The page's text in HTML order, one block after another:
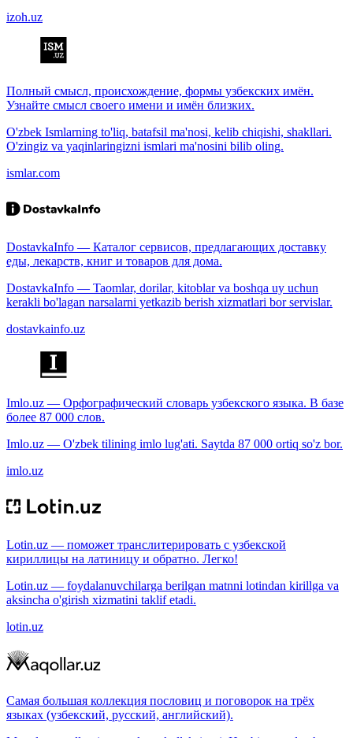
izoh.uz
Полный смысл, происхождение, формы узбекских имён.
Узнайте смысл своего имени и имён близких.
O'zbek Ismlarning to'liq, batafsil ma'nosi, kelib chiqishi, shakllari.
O'zingiz va yaqinlaringizni ismlari ma'nosini bilib oling.
ismlar.com
DostavkaInfo — Каталог сервисов, предлагающих доставку
еды, лекарств, книг и товаров для дома.
DostavkaInfo — Taomlar, dorilar, kitoblar va boshqa uy uchun
kerakli bo'lagan narsalarni yetkazib berish xizmatlari bor servislar.
dostavkainfo.uz
Imlo.uz — Орфографический словарь узбекского языка. В базе
более 87 000 слов.
Imlo.uz — O'zbek tilining imlo lug'ati. Saytda 87 000 ortiq so'z bor.
imlo.uz
Lotin.uz — поможет транслитерировать с узбекской
кириллицы на латиницу и обратно. Легко!
Lotin.uz — foydalanuvchilarga berilgan matnni lotindan kirillga va
aksincha o'girish xizmatini taklif etadi.
lotin.uz
Самая большая коллекция пословиц и поговорок на трёх
языках (узбекский, русский, английский).